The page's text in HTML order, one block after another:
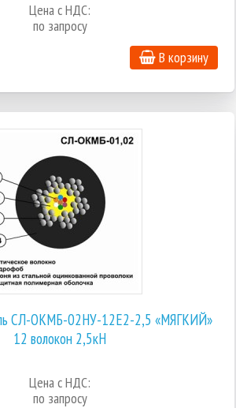
Цена с НДС:
по запросу
В корзину
СЛ-ОКМБ-02НУ-12Е2-2,5 «МЯГКИЙ»
12 волокон 2,5кН
Цена с НДС:
по запросу